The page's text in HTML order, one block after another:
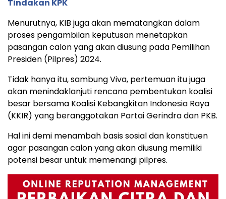
Tindakan KPK
Menurutnya, KIB juga akan mematangkan dalam
proses pengambilan keputusan menetapkan
pasangan calon yang akan diusung pada Pemilihan
Presiden (Pilpres) 2024.
Tidak hanya itu, sambung Viva, pertemuan itu juga
akan menindaklanjuti rencana pembentukan koalisi
besar bersama Koalisi Kebangkitan Indonesia Raya
(KKIR) yang beranggotakan Partai Gerindra dan PKB.
Hal ini demi menambah basis sosial dan konstituen
agar pasangan calon yang akan diusung memiliki
potensi besar untuk memenangi pilpres.